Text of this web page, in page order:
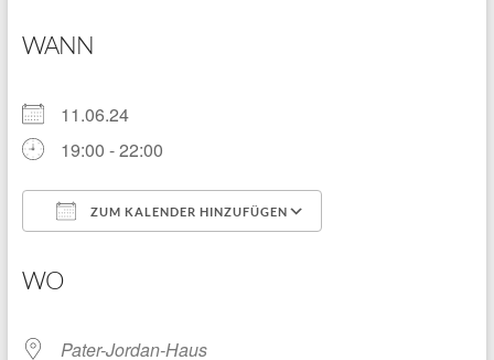
WANN
11.06.24
19:00 - 22:00
ZUM KALENDER HINZUFÜGEN
WO
Pater-Jordan-Haus